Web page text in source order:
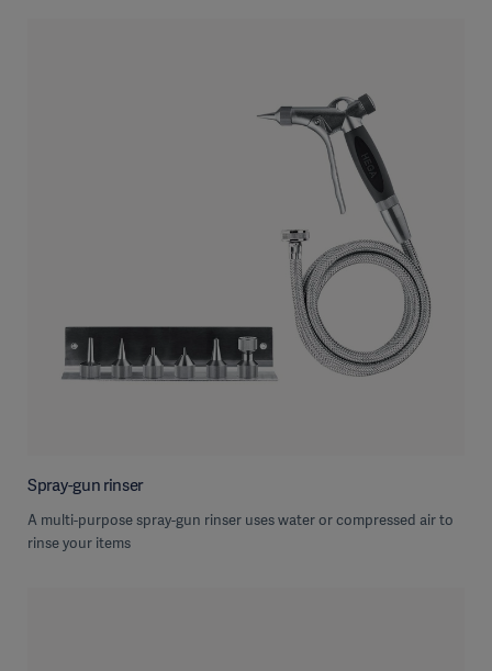
Spray-gun rinser
A multi-purpose spray-gun rinser uses water or compressed air to
rinse your items